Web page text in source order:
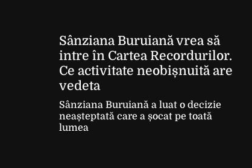
Sânziana Buruiană vrea să
intre în Cartea Recordurilor.
Ce activitate neobișnuită are
vedeta
Sânziana Buruiană a luat o decizie
neașteptată care a șocat pe toată
lumea